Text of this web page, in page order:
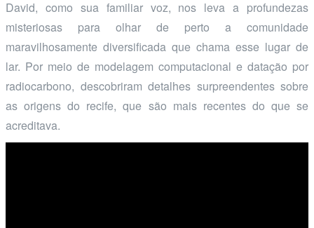
David, como sua familiar voz, nos leva a profundezas
misteriosas para olhar de perto a comunidade
maravilhosamente diversificada que chama esse lugar de
lar. Por meio de modelagem computacional e datação por
radiocarbono, descobriram detalhes surpreendentes sobre
as origens do recife, que são mais recentes do que se
acreditava.